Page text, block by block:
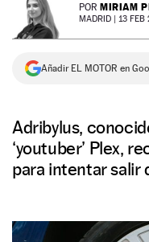
SÍGUENOS
POR MIRIAM
MADRID | 13
Añadir EL MOTOR en
Adribylus,
‘youtuber’ Plex,
para intentar salir